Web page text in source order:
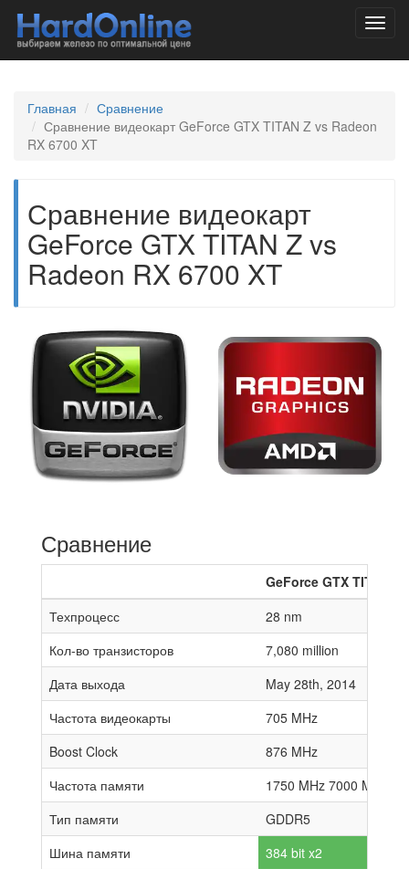
Главная
Сравнение
Сравнение видеокарт GeForce GTX TITAN Z vs Radeon
RX 6700 XT
Сравнение видеокарт
GeForce GTX TITAN Z vs
Radeon RX 6700 XT
Сравнение
GeForce GTX TITAN Z
Техпроцесс
28 nm
Кол-во транзисторов
7,080 million
Дата выхода
May 28th, 2014
Частота видеокарты
705 MHz
Boost Clock
876 MHz
Частота памяти
1750 MHz 7000 MHz
Тип памяти
GDDR5
Шина памяти
384 bit x2